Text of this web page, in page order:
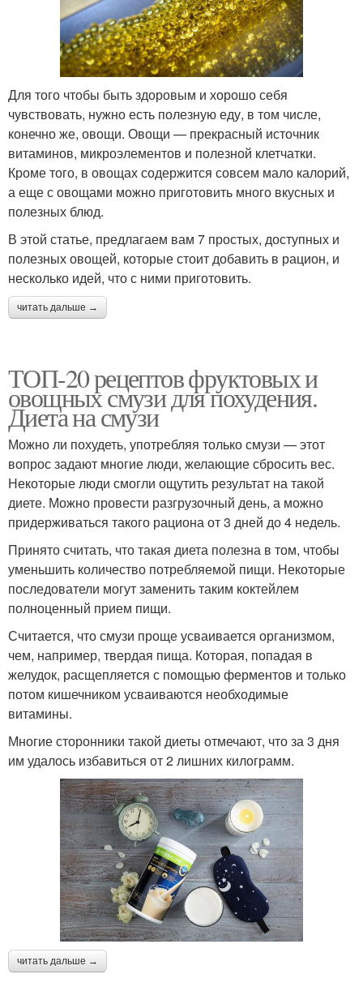
Для того чтобы быть здоровым и хорошо себя
чувствовать, нужно есть полезную еду, в том числе,
конечно же, овощи. Овощи — прекрасный источник
витаминов, микроэлементов и полезной клетчатки.
Кроме того, в овощах содержится совсем мало калорий,
а еще с овощами можно приготовить много вкусных и
полезных блюд.
В этой статье, предлагаем вам 7 простых, доступных и
полезных овощей, которые стоит добавить в рацион, и
несколько идей, что с ними приготовить.
читать дальше →
ТОП-20 рецептов фруктовых и
овощных смузи для похудения.
Диета на смузи
Можно ли похудеть, употребляя только смузи — этот
вопрос задают многие люди, желающие сбросить вес.
Некоторые люди смогли ощутить результат на такой
диете. Можно провести разгрузочный день, а можно
придерживаться такого рациона от 3 дней до 4 недель.
Принято считать, что такая диета полезна в том, чтобы
уменьшить количество потребляемой пищи. Некоторые
последователи могут заменить таким коктейлем
полноценный прием пищи.
Считается, что смузи проще усваивается организмом,
чем, например, твердая пища. Которая, попадая в
желудок, расщепляется с помощью ферментов и только
потом кишечником усваиваются необходимые
витамины.
Многие сторонники такой диеты отмечают, что за 3 дня
им удалось избавиться от 2 лишних килограмм.
читать дальше →